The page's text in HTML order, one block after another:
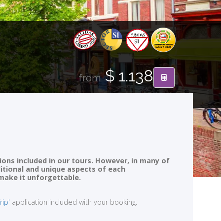
from$ 1.138
included in our tours. However, in many of
and unique aspects of each
it unforgettable.
application included with your booking.